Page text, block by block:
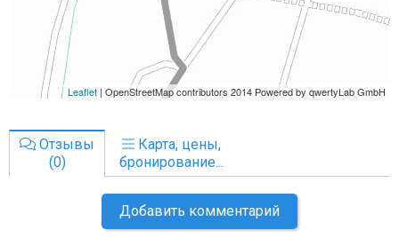
Отзывы
(0)
Карта, цены,
бронирование...
Добавить комментарий